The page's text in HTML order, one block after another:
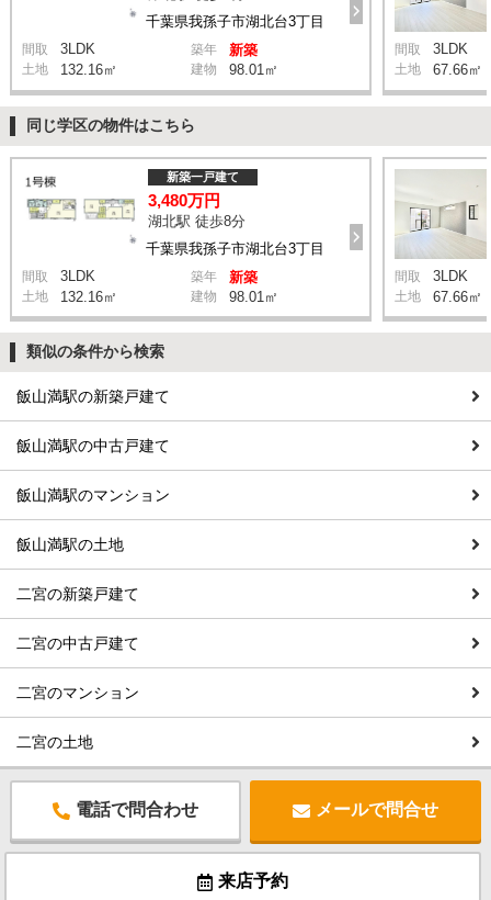
千葉県我孫子市湖北台3丁目
間取 3LDK 築年 新築
土地 132.16㎡ 建物 98.01㎡
間取 3LDK
土地 67.66㎡
同じ学区の物件はこちら
千葉県我孫子市湖北台3丁目
新築一戸建て
3,480万円
湖北駅 徒歩8分
間取 3LDK 築年 新築
土地 132.16㎡ 建物 98.01㎡
間取 3LDK
土地 67.66㎡
類似の条件から検索
飯山満駅の新築戸建て
飯山満駅の中古戸建て
飯山満駅のマンション
飯山満駅の土地
二宮の新築戸建て
二宮の中古戸建て
二宮のマンション
二宮の土地
電話で問合わせ メールで問合せ
来店予約